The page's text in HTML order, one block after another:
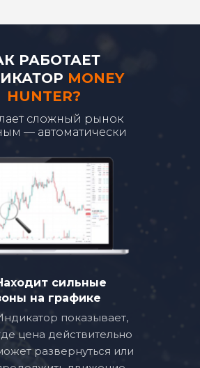
РАБОТАЕТ
MONEY
HUNTER?
сложный рынок
— автоматически
сильные
на графике
показывает,
цена действительно
развернуться или